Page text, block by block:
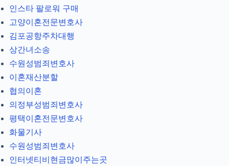
인스타 팔로워 구매
고양이혼전문변호사
김포공항주차대행
상간녀소송
수원성범죄변호사
이혼재산분할
협의이혼
의정부성범죄변호사
평택이혼전문변호사
화물기사
수원성범죄변호사
인터넷티비현금많이주는곳